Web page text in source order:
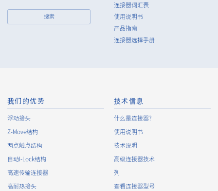
搜索
连接器词汇表
使用说明书
产品指南
连接器选择手册
我们的优势
浮动接头
Z-Move结构
两点触点结构
自动I-Lock结构
高速传输连接器
高耐热接头
技术信息
什么是连接器?
使用说明书
技术说明
高级连接器技术
列
查看连接器型号